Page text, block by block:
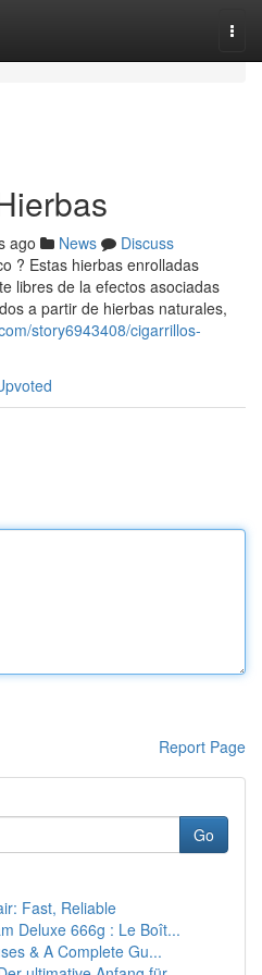
ago News
Discuss
? Estas hierbas enrolladas
libres de la efectos asociadas
a partir de hierbas naturales,
story6943408/cigarrillos-
Report Page
Go
Fast, Reliable
Deluxe 666g : Le Boît...
& A Complete Gu...